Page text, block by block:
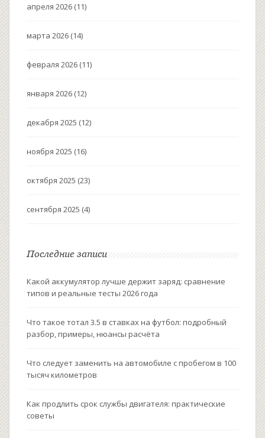
апреля 2026 (11)
марта 2026 (14)
февраля 2026 (11)
января 2026 (12)
декабря 2025 (12)
ноября 2025 (16)
октября 2025 (23)
сентября 2025 (4)
Последние записи
Какой аккумулятор лучше держит заряд: сравнение
типов и реальные тесты 2026 года
Что такое тотал 3.5 в ставках на футбол: подробный
разбор, примеры, нюансы расчёта
Что следует заменить на автомобиле с пробегом в 100
тысяч километров
Как продлить срок службы двигателя: практические
советы